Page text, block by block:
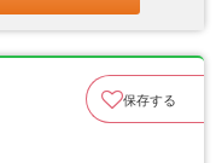
保存する